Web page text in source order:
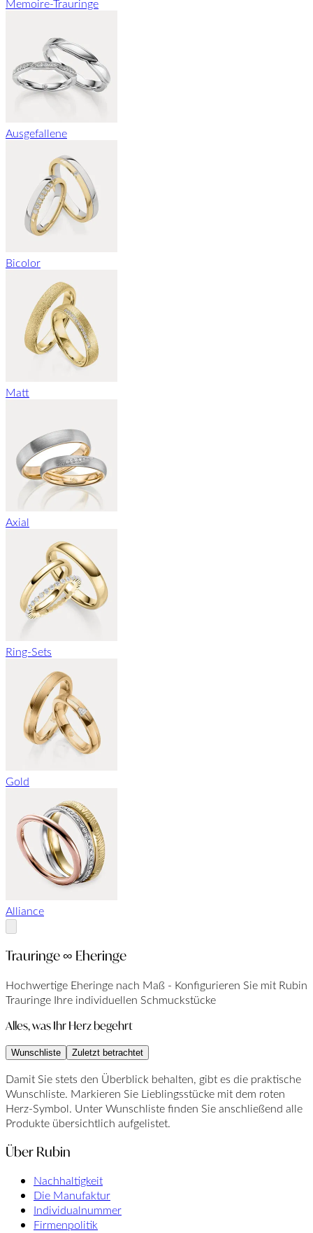
Memoire-Trauringe
Ausgefallene
Bicolor
Matt
Axial
Ring-Sets
Gold
Alliance
Trauringe ∞ Eheringe
Hochwertige Eheringe nach Maß - Konfigurieren Sie mit Rubin
Trauringe Ihre individuellen Schmuckstücke
Alles, was Ihr Herz begehrt
Wunschliste Zuletzt betrachtet
Damit Sie stets den Überblick behalten, gibt es die praktische
Wunschliste. Markieren Sie Lieblingsstücke mit dem roten
Herz-Symbol. Unter Wunschliste finden Sie anschließend alle
Produkte übersichtlich aufgelistet.
Über Rubin
Nachhaltigkeit
Die Manufaktur
Individualnummer
Firmenpolitik